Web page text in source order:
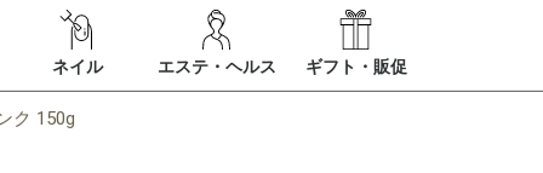
ネイル エステ・ヘルス ギフト・販促
ク 150g